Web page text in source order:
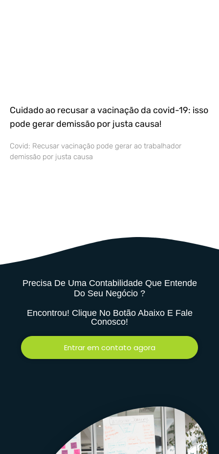
Cuidado ao recusar a vacinação da covid-19: isso
pode gerar demissão por justa causa!
Covid: Recusar vacinação pode gerar ao trabalhador
demissão por justa causa
Precisa De Uma Contabilidade Que Entende
Do Seu Negócio ?
Encontrou! Clique No Botão Abaixo E Fale
Conosco!
Entrar em contato agora